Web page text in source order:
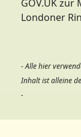
GOV.UK
Londoner
- Alle hier
Inhalt ist alleine
-